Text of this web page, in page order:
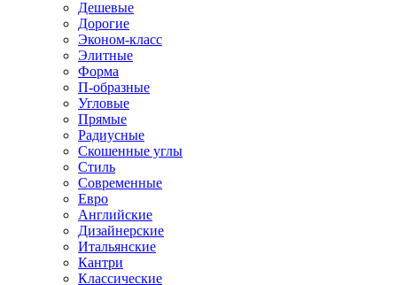
Дешевые
Дорогие
Эконом-класс
Элитные
Форма
П-образные
Угловые
Прямые
Радиусные
Скошенные углы
Стиль
Современные
Евро
Английские
Дизайнерские
Итальянские
Кантри
Классические